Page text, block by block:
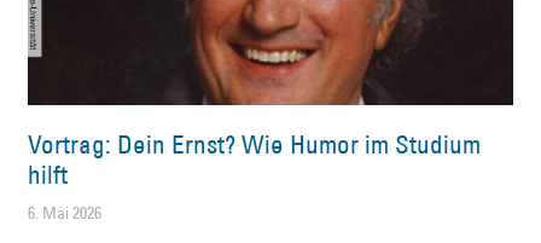
Vortrag: Dein Ernst? Wie Humor im Studium
hilft
6. Mai 2026